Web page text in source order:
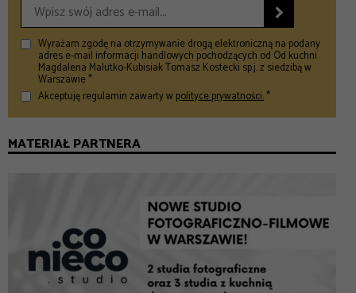

Wyrażam zgodę na otrzymywanie drogą elektroniczną na podany
adres e-mail informacji handlowych pochodzących od Od kuchni
Magdalena Malutko-Kubisiak Tomasz Kostecki sp.j. z siedzibą w
Warszawie *
Akceptuję regulamin zawarty wpolityce prywatności.*
MATERIAŁ PARTNERA